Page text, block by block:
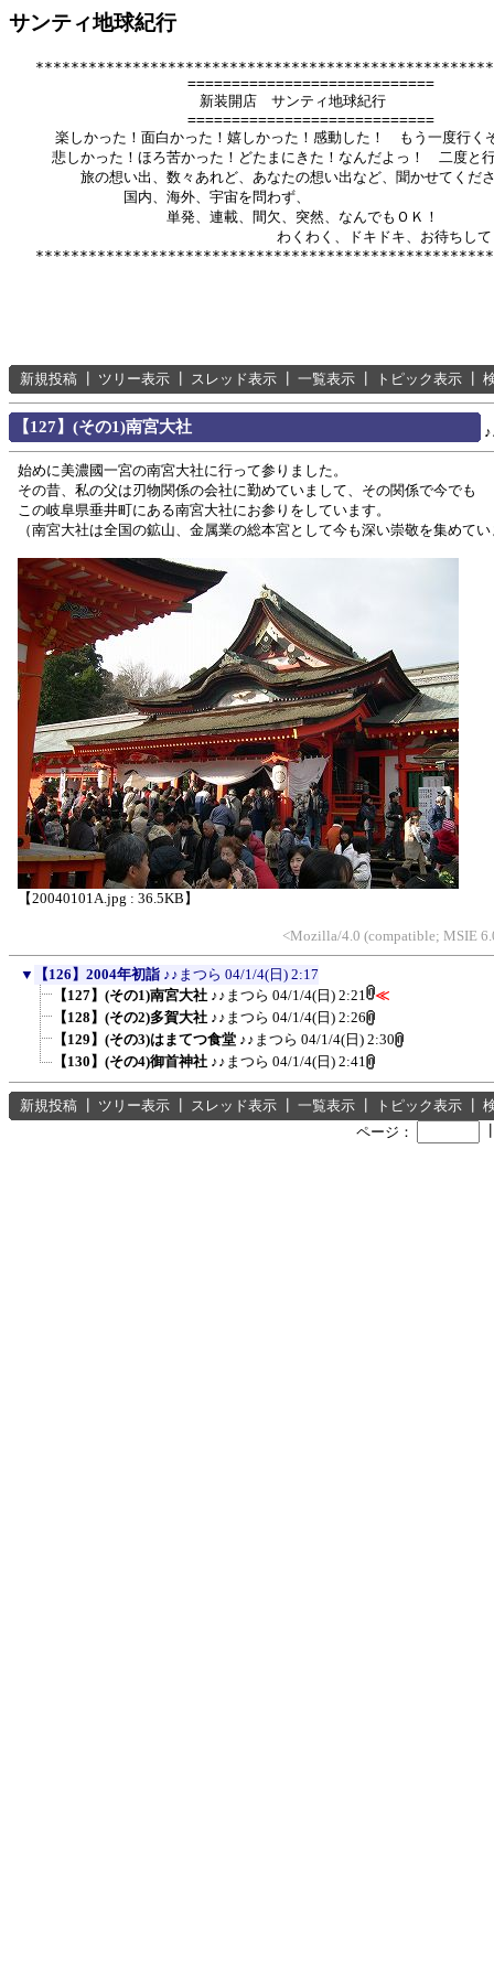
サンティ地球紀行
          　　       ============================
              　      新装開店　サンティ地球紀行
          　　       ============================
楽しかった！面白かった！嬉しかった！感動した！　もう一度行く
悲しかった！ほろ苦かった！どたまにきた！なんだよっ！　二度と
旅の想い出、数々あれど、あなたの想い出など、聞かせてくだ
国内、海外、宇宙を問わず、
単発、連載、間欠、突然、なんでもＯＫ！
わくわく、ドキドキ、お待ちしてま
新規投稿 ツリー表示 スレッド表示 一覧表示 トピック表示
【127】(その1)南宮大社
始めに美濃國一宮の南宮大社に行って参りました。
その昔、私の父は刃物関係の会社に勤めていまして、その関係で今でも
この岐阜県垂井町にある南宮大社にお参りをしています。
（南宮大社は全国の鉱山、金属業の総本宮として今も深い崇敬を集めて
【20040101A.jpg : 36.5KB】
<Mozilla/4.0 (compatible; MSIE
▼ 【126】2004年初詣 ♪♪まつら 04/1/4(日) 2:17
【127】(その1)南宮大社 ♪♪まつら 04/1/4(日) 2:21
≪
【128】(その2)多賀大社 ♪♪まつら 04/1/4(日) 2:26
【129】(その3)はまてつ食堂 ♪♪まつら 04/1/4(日) 2:30
【130】(その4)御首神社 ♪♪まつら 04/1/4(日) 2:41
新規投稿 ツリー表示 スレッド表示 一覧表示 トピック表示
ページ：